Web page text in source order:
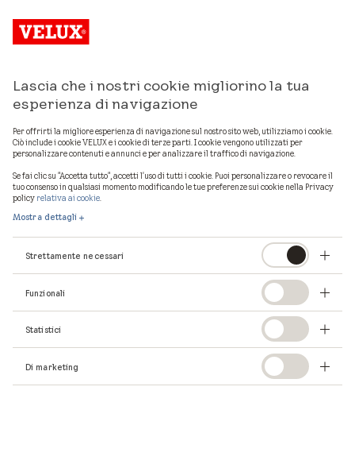
Lascia che i nostri cookie migliorino la tua
esperienza di navigazione
Per offrirti la migliore esperienza di navigazione sul nostro sito web, utilizziamo i cookie.
Ciò include i cookie VELUX e i cookie di terze parti. I cookie vengono utilizzati per
personalizzare contenuti e annunci e per analizzare il traffico di navigazione.
Se fai clic su "Accetta tutto", accetti l'uso di tutti i cookie. Puoi personalizzare o revocare il
tuo consenso in qualsiasi momento modificando le tue preferenze sui cookie nella Privacy
policy relativa ai cookie.
Mostra dettagli
Strettamente necessari
Funzionali
Statistici
Di marketing
Mostra mappa
professionisti VELUX in provincia di Firenze